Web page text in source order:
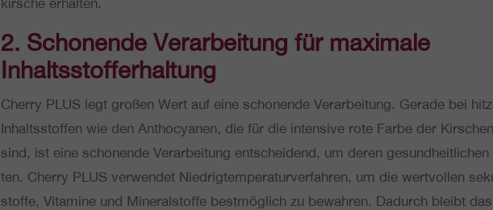
2. Scho­nen­de Ver­ar­bei­tung für maxi­ma­le
Inhaltsstofferhaltung
Cherry PLUS legt großen Wert auf eine scho­nen­de Ver­ar­bei­tung. Gerade bei
Inhalts­stof­fen wie den Antho­cya­nen, die für die inten­si­ve rote Farbe der
sind, ist eine scho­nen­de Ver­ar­bei­tung ent­schei­dend, um deren
ten. Cherry PLUS ver­wen­det Nied­rig­tem­pe­ra­tur­ver­fah­ren, um die wert­vol­len
stof­fe, Vit­ami­ne und Mine­ral­stof­fe best­mög­lich zu bewah­ren. Dadurch bleibt